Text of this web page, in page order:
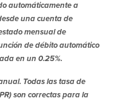
automáticamente a
una cuenta de
mensual de
de débito automático
en un 0.25%.
Todas las tasa de
son correctas para la